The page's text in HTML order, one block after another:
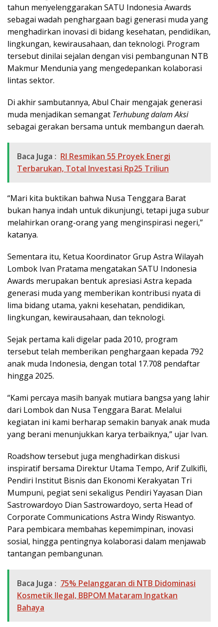
tahun menyelenggarakan SATU Indonesia Awards
sebagai wadah penghargaan bagi generasi muda yang
menghadirkan inovasi di bidang kesehatan, pendidikan,
lingkungan, kewirausahaan, dan teknologi. Program
tersebut dinilai sejalan dengan visi pembangunan NTB
Makmur Mendunia yang mengedepankan kolaborasi
lintas sektor.
Di akhir sambutannya, Abul Chair mengajak generasi
muda menjadikan semangat Terhubung dalam Aksi
sebagai gerakan bersama untuk membangun daerah.
Baca Juga : RI Resmikan 55 Proyek Energi
Terbarukan, Total Investasi Rp25 Triliun
“Mari kita buktikan bahwa Nusa Tenggara Barat
bukan hanya indah untuk dikunjungi, tetapi juga subur
melahirkan orang-orang yang menginspirasi negeri,”
katanya.
Sementara itu, Ketua Koordinator Grup Astra Wilayah
Lombok Ivan Pratama mengatakan SATU Indonesia
Awards merupakan bentuk apresiasi Astra kepada
generasi muda yang memberikan kontribusi nyata di
lima bidang utama, yakni kesehatan, pendidikan,
lingkungan, kewirausahaan, dan teknologi.
Sejak pertama kali digelar pada 2010, program
tersebut telah memberikan penghargaan kepada 792
anak muda Indonesia, dengan total 17.708 pendaftar
hingga 2025.
“Kami percaya masih banyak mutiara bangsa yang lahir
dari Lombok dan Nusa Tenggara Barat. Melalui
kegiatan ini kami berharap semakin banyak anak muda
yang berani menunjukkan karya terbaiknya,” ujar Ivan.
Roadshow tersebut juga menghadirkan diskusi
inspiratif bersama Direktur Utama Tempo, Arif Zulkifli,
Pendiri Institut Bisnis dan Ekonomi Kerakyatan Tri
Mumpuni, pegiat seni sekaligus Pendiri Yayasan Dian
Sastrowardoyo Dian Sastrowardoyo, serta Head of
Corporate Communications Astra Windy Riswantyo.
Para pembicara membahas kepemimpinan, inovasi
sosial, hingga pentingnya kolaborasi dalam menjawab
tantangan pembangunan.
Baca Juga : 75% Pelanggaran di NTB Didominasi
Kosmetik Ilegal, BBPOM Mataram Ingatkan
Bahaya